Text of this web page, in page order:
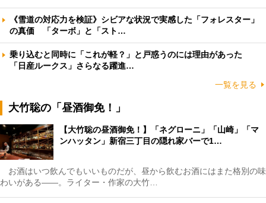
《雪道の対応力を検証》シビアな状況で実感した「フォレスター」
の真価 「ターボ」と「スト…
乗り込むと同時に「これが軽？」と戸惑うのには理由があった
「日産ルークス」さらなる躍進…
一覧を見る
大竹聡の「昼酒御免！」
【大竹聡の昼酒御免！】「ネグローニ」「山崎」「マ
ンハッタン」新宿三丁目の隠れ家バーで1…
お酒はいつ飲んでもいいものだが、昼から飲むお酒にはまた格別の味
わいがある――。ライター・作家の大竹…